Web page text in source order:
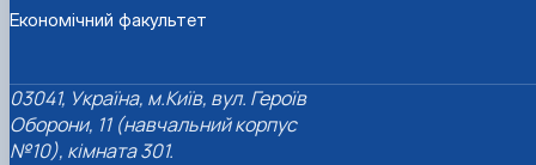
Економічний факультет
03041, Україна, м.Київ, вул. Героїв
Оборони, 11 (навчальний корпус
№10), кімната 301.